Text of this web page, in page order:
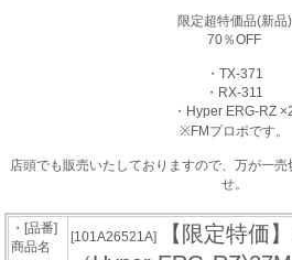
限定超特価品(新品)
70％OFF
・TX-371
・RX-311
・Hyper ERG-RZ
※FMプロポです。
店頭でも販売いたしておりますので、万が一
せ。
・[品番]
商品名
[101A26521A]
【限定特価